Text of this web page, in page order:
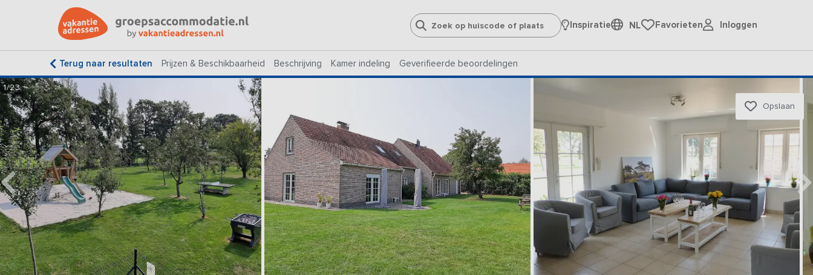
Inspiratie NL Favorieten Inloggen
Terug naar resultaten Prijzen & Beschikbaarheid Beschrijving Kamer indeling Geverifieerde beoordelingen
1/23
Opslaan